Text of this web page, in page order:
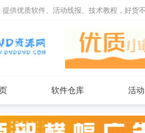
供优质软件、活动线报、技术教程，好货
软件仓库 活